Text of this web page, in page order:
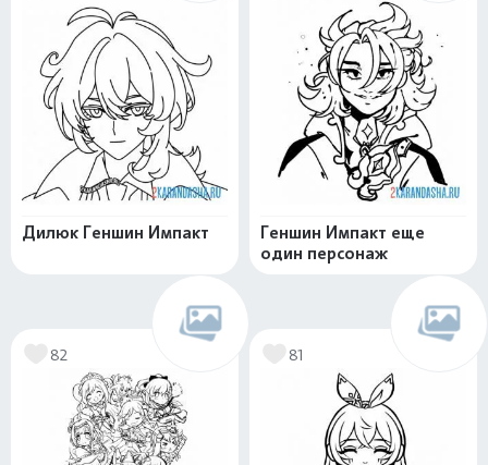
Дилюк Геншин Импакт
Геншин Импакт еще
один персонаж
82 81